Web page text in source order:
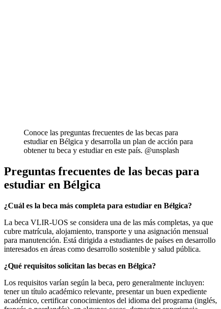
Conoce las preguntas frecuentes de las becas para
estudiar en Bélgica y desarrolla un plan de acción para
obtener tu beca y estudiar en este país. @unsplash
Preguntas frecuentes de las becas para
estudiar en Bélgica
¿Cuál es la beca más completa para estudiar en Bélgica?
La beca VLIR-UOS se considera una de las más completas, ya que
cubre matrícula, alojamiento, transporte y una asignación mensual
para manutención. Está dirigida a estudiantes de países en desarrollo
interesados en áreas como desarrollo sostenible y salud pública.
¿Qué requisitos solicitan las becas en Bélgica?
Los requisitos varían según la beca, pero generalmente incluyen:
tener un título académico relevante, presentar un buen expediente
académico, certificar conocimientos del idioma del programa (inglés,